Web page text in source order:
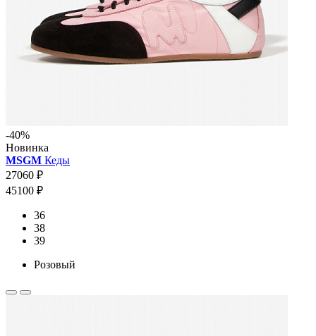
-40%
Новинка
MSGM Кеды
27060 ₽
45100 ₽
36
38
39
Розовый